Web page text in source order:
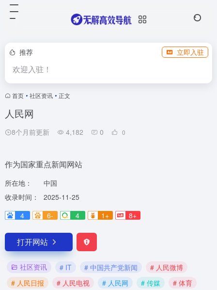
推荐 立即入驻
欢迎入驻！
首页 • 社区资讯 • 正文
人民网
8个月前更新 4,182 0 0
作为国家重点新闻网站
所在地：
中国
收录时间：
2025-11-25
4
6- 4 1+ 8+
打开网站
社区资讯 # IT # 中国共产党新闻
# 人民微博
# 人民日报
# 人民电视 # 人民网 # 传媒
# 体育